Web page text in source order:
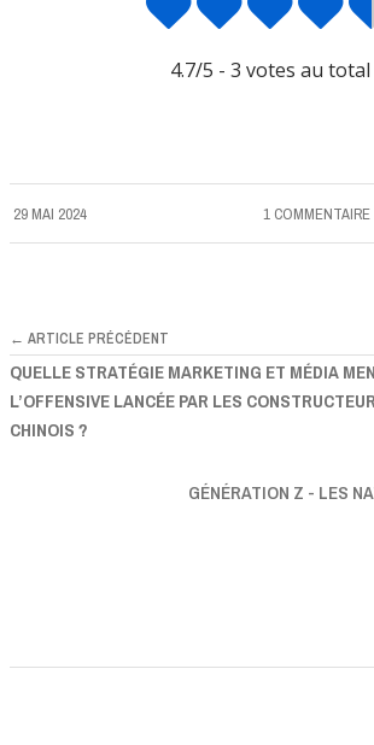
4.7/5 - 3 votes au total
29 MAI 2024 1 COMMENTAIRE
← ARTICLE PRÉCÉDENT
QUELLE STRATÉGIE MARKETING ET MÉDIA
L’OFFENSIVE LANCÉE PAR LES
CHINOIS ?
GÉNÉRATION Z - LES